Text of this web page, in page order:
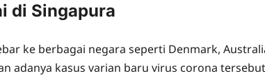
di Singapura
ke berbagai negara seperti Denmark,
adanya kasus varian baru virus corona